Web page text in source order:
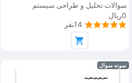
سوالات تحلیل و طراحی سیستم
0ریال
14نفر
نمونه سوال